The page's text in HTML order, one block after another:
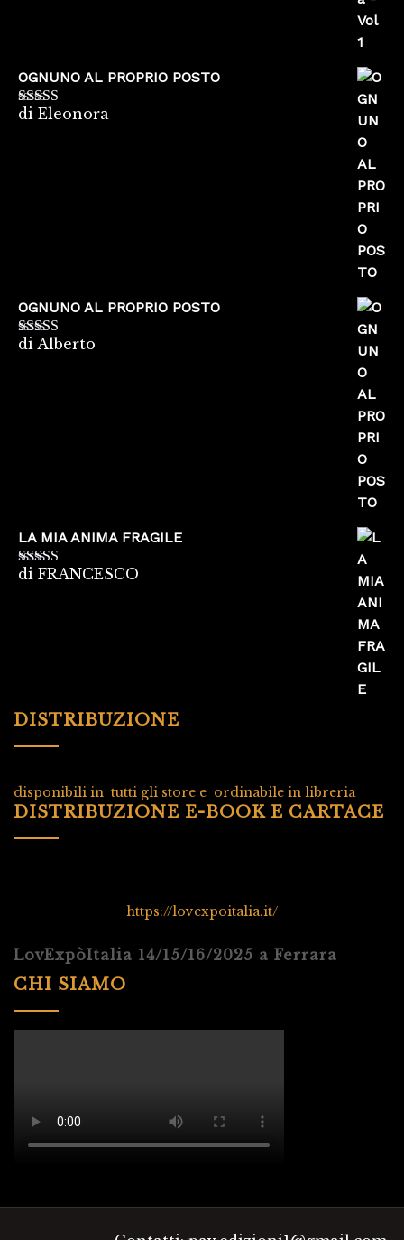
OGNUNO AL PROPRIO POSTO
Valutato5su
di Eleonora
OGNUNO AL PROPRIO POSTO
Valutato5su
di Alberto
LA MIA ANIMA FRAGILE
Valutato5su
di FRANCESCO
DISTRIBUZIONE
disponibili in tutti gli store e ordinabile in libreria
DISTRIBUZIONE E-BOOK E CARTACE
https://lovexpoitalia.it/
LovExpòItalia 14/15/16/2025 a Ferrara
CHI SIAMO